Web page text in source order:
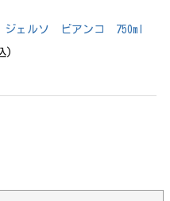
ェルソ ビアンコ 750ml
)